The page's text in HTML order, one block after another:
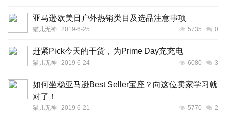
亚马逊欧美日户外热销类目及选品注意事项
猫儿无神 2019-6-25 5735 0
赶紧Pick今天的干货，为Prime Day充充电
猫儿无神 2019-6-24 6080 3
如何坐稳亚马逊Best Seller宝座？向这位卖家学习就
对了！
猫儿无神 2019-6-21 5770 2